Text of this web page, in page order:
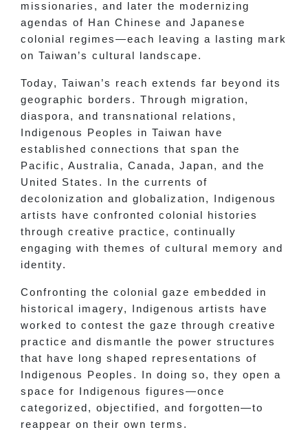
missionaries, and later the modernizing
agendas of Han Chinese and Japanese
colonial regimes—each leaving a lasting mark
on Taiwan’s cultural landscape.
Today, Taiwan’s reach extends far beyond its
geographic borders. Through migration,
diaspora, and transnational relations,
Indigenous Peoples in Taiwan have
established connections that span the
Pacific, Australia, Canada, Japan, and the
United States. In the currents of
decolonization and globalization, Indigenous
artists have confronted colonial histories
through creative practice, continually
engaging with themes of cultural memory and
identity.
Confronting the colonial gaze embedded in
historical imagery, Indigenous artists have
worked to contest the gaze through creative
practice and dismantle the power structures
that have long shaped representations of
Indigenous Peoples. In doing so, they open a
space for Indigenous figures—once
categorized, objectified, and forgotten—to
reappear on their own terms.